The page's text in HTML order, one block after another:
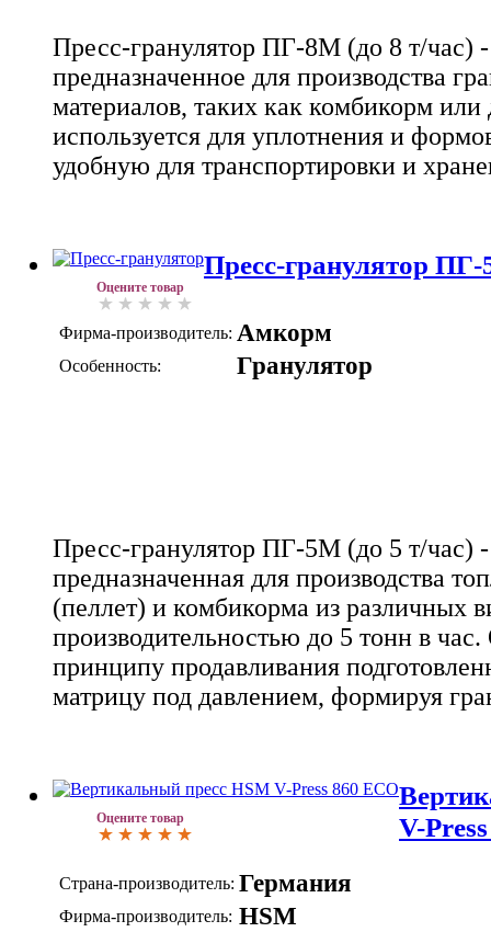
Пресс-гранулятор ПГ-8М (до 8 т/час) -
предназначенное для производства
материалов, таких как комбикорм
используется для уплотнения и
удобную для транспортировки и
Оцените товар
Пресс-гранулятор ПГ-
Фирма-производитель: Амкорм
Особенность: Гранулятор
Пресс-гранулятор ПГ-5М (до 5 т/час)
предназначенная для производства
(пеллет) и комбикорма из различных
производительностью до 5 тонн в
принципу продавливания
матрицу под давлением, формируя
Оцените товар
V-
Страна-производитель: Германия
Фирма-производитель: HSM